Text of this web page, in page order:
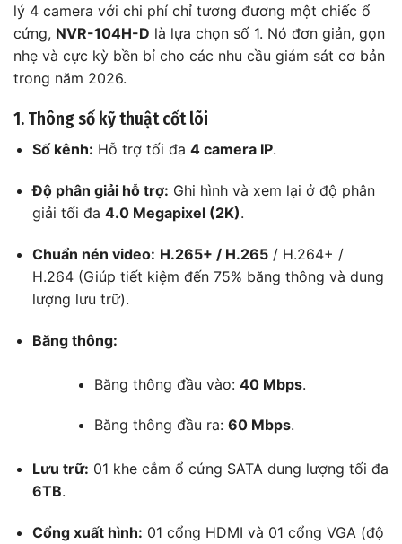
lý 4 camera với chi phí chỉ tương đương một chiếc ổ
cứng, NVR-104H-D là lựa chọn số 1. Nó đơn giản, gọn
nhẹ và cực kỳ bền bỉ cho các nhu cầu giám sát cơ bản
trong năm 2026.
1. Thông số kỹ thuật cốt lõi
Số kênh: Hỗ trợ tối đa 4 camera IP.
Độ phân giải hỗ trợ: Ghi hình và xem lại ở độ phân
giải tối đa 4.0 Megapixel (2K).
Chuẩn nén video: H.265+ / H.265/ H.264+ /
H.264 (Giúp tiết kiệm đến 75% băng thông và dung
lượng lưu trữ).
Băng thông:
Băng thông đầu vào: 40 Mbps.
Băng thông đầu ra: 60 Mbps.
Lưu trữ: 01 khe cắm ổ cứng SATA dung lượng tối đa
6TB.
Cổng xuất hình: 01 cổng HDMI và 01 cổng VGA (độ